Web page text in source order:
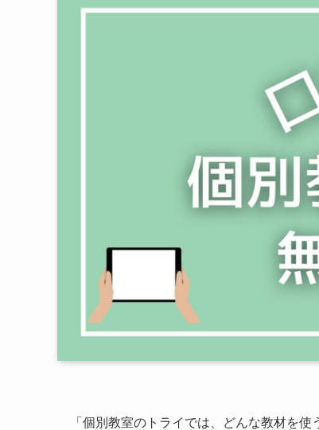
「個別教室のトライでは、どんな教材を